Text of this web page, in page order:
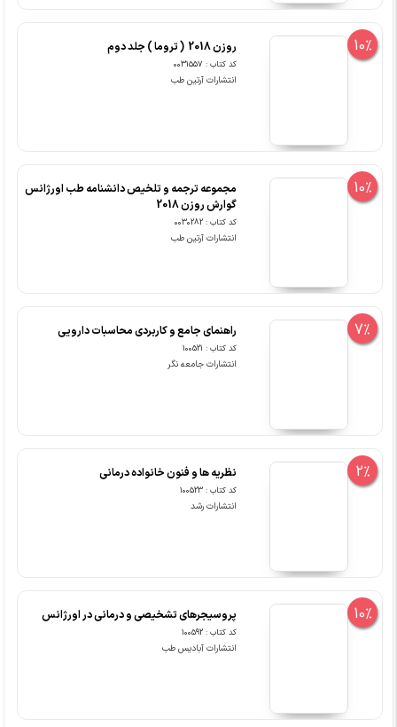
10% روزن 2018 ( تروما ) جلد دوم
کد کتاب : 0031557
انتشارات آرتین طب
10%
مجموعه ترجمه و تلخیص دانشنامه طب اورژانس
گوارش روزن 2018
کد کتاب : 0030282
انتشارات آرتین طب
7% راهنمای جامع و کاربردی محاسبات دارویی
کد کتاب : 100521
انتشارات جامعه نگر
2% نظریه ها و فنون خانواده درمانی
کد کتاب : 100523
انتشارات رشد
10% پروسیجرهای تشخیصی و درمانی در اورژانس
کد کتاب : 100592
انتشارات آبادیس طب